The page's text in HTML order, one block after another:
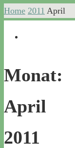
Home 2011 April
Monat:
April
2011